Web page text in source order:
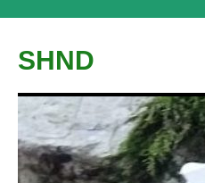
contenu
SHND